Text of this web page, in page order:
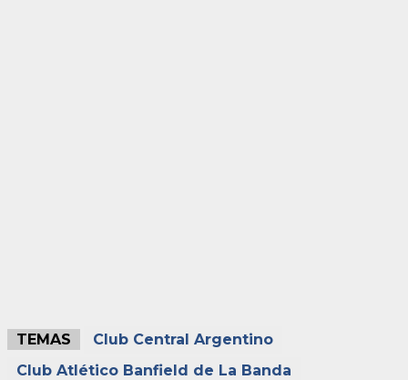
TEMAS
Club Central Argentino
Club Atlético Banfield de La Banda